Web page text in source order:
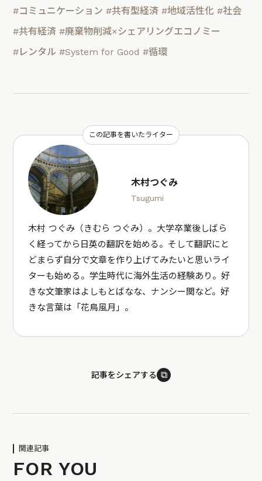
#コミュニケーション #共有型経済 #地域活性化 #社会
#共有経済 #廃棄物削減×シェアリングエコノミー
#レンタル #System for Good #循環
この記事を書いたライター
木村つぐみ
Tsugumi
木村 つぐみ（きむら つぐみ）。大学卒業後しばら
く経ってから日英の翻訳を始める。そして翻訳にと
どまらず自分で文章を作り上げてみたいと思いライ
ターも始める。学生時代に海外生活の経験あり。好
きな文筆家はよしもとばなな、ナンシー関など。好
きな言葉は「花鳥風月」。
記事をシェアする ⧉
関連記事
FOR YOU